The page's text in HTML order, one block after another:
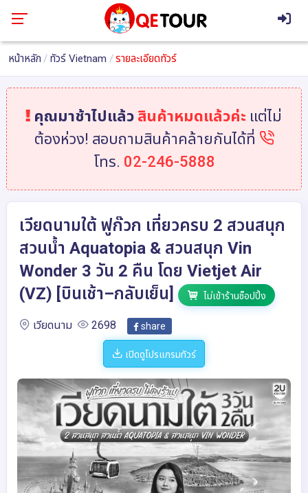
หน้าหลัก ทัวร์ Vietnam รายละเอียดทัวร์
คุณมาช้าไปแล้ว สินค้าหมดแล้วค่ะ แต่ไม่
ต้องห่วง! สอบถามสินค้าคล้ายกันได้ที่
โทร. 02-246-5888
เวียดนามใต้ ฟูก๊วก เที่ยวครบ 2 สวนสนุก
สวนน้ำ Aquatopia & สวนสนุก Vin
Wonder 3 วัน 2 คืน โดย Vietjet Air
(VZ) [บินเช้า–กลับเย็น]
ไม่เข้าร้านช็อปปิ้ง
เวียดนาม 2698 share
เปิดดูโปรแกรมทัวร์